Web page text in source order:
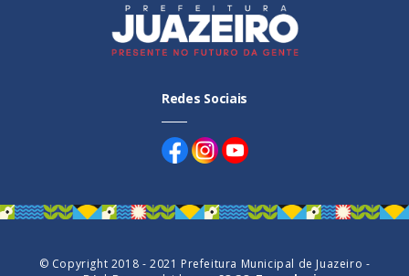
Redes Sociais
© Copyright 2018 - 2021 Prefeitura Municipal de Juazeiro -